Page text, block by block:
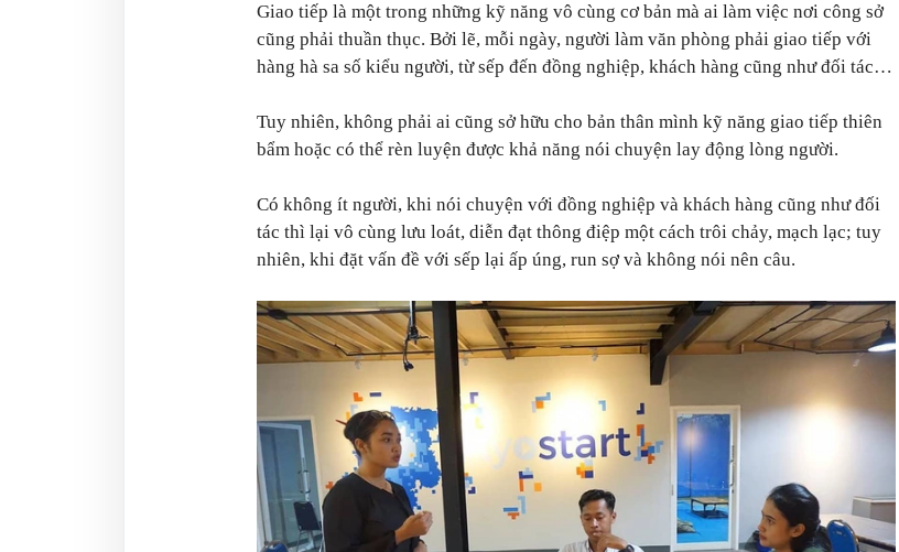
Giao tiếp là một trong những kỹ năng vô cùng cơ bản mà ai làm việc nơi công sở
cũng phải thuần thục. Bởi lẽ, mỗi ngày, người làm văn phòng phải giao tiếp với
hàng hà sa số kiểu người, từ sếp đến đồng nghiệp, khách hàng cũng như đối tác…
Tuy nhiên, không phải ai cũng sở hữu cho bản thân mình kỹ năng giao tiếp thiên
bẩm hoặc có thể rèn luyện được khả năng nói chuyện lay động lòng người.
Có không ít người, khi nói chuyện với đồng nghiệp và khách hàng cũng như đối
tác thì lại vô cùng lưu loát, diễn đạt thông điệp một cách trôi chảy, mạch lạc; tuy
nhiên, khi đặt vấn đề với sếp lại ấp úng, run sợ và không nói nên câu.